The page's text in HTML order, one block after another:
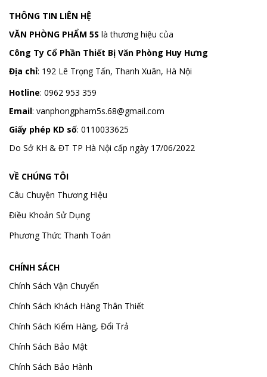
THÔNG TIN LIÊN HỆ
VĂN PHÒNG PHẨM 5S là thương hiệu của
Công Ty Cổ Phần Thiết Bị Văn Phòng Huy Hưng
Địa chỉ: 192 Lê Trọng Tấn, Thanh Xuân, Hà Nội
Hotline: 0962 953 359
Email: vanphongpham5s.68@gmail.com
Giấy phép KD số: 0110033625
Do Sở KH & ĐT TP Hà Nội cấp ngày 17/06/2022
VỀ CHÚNG TÔI
Câu Chuyện Thương Hiệu
Điều Khoản Sử Dụng
Phương Thức Thanh Toán
CHÍNH SÁCH
Chính Sách Vận Chuyển
Chính Sách Khách Hàng Thân Thiết
Chính Sách Kiểm Hàng, Đổi Trả
Chính Sách Bảo Mật
Chính Sách Bảo Hành